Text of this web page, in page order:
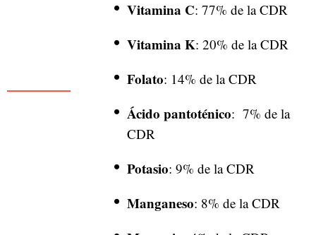
Vitamina C: 77% de la CDR
Vitamina K: 20% de la CDR
Folato: 14% de la CDR
Ácido pantoténico: 7% de la
CDR
Potasio: 9% de la CDR
Manganeso: 8% de la CDR